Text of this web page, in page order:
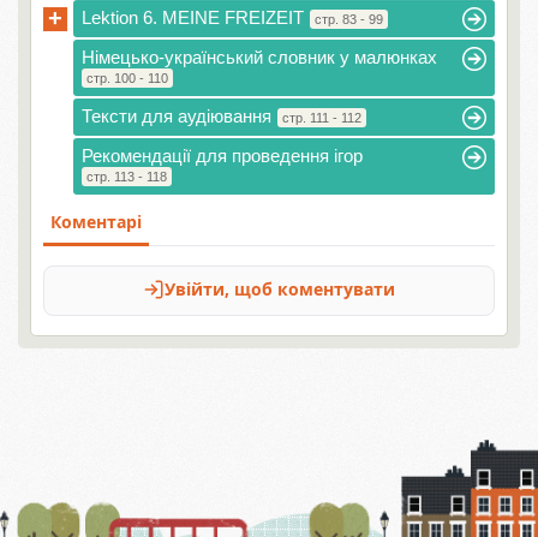
+ Lektion 6. MEINE FREIZEIT стр. 83 - 99
Німецько-український словник у малюнках
стр. 100 - 110
Тексти для аудіювання стр. 111 - 112
Рекомендації для проведення ігор
стр. 113 - 118